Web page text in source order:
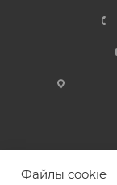
Файлы cookie